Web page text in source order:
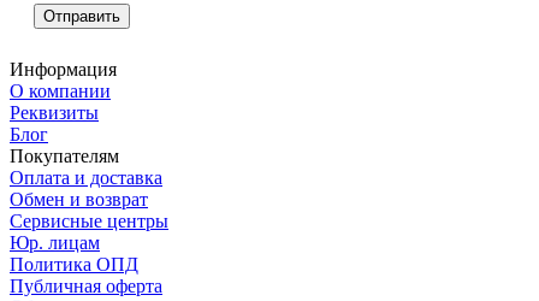
Информация
О компании
Реквизиты
Блог
Покупателям
Оплата и доставка
Обмен и возврат
Сервисные центры
Юр. лицам
Политика ОПД
Публичная оферта